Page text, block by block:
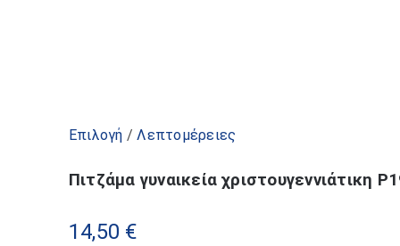
Επιλογή Αυτό
προϊόν
πολλαπλές
/ Λεπτομέρειες
Πιτζάμα γυναικεία χριστουγεννιάτικη
14,50 €